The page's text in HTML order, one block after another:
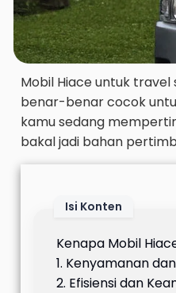
Mobil Hiace untuk
benar-benar cocok
kamu sedang
bakal jadi bahan
Isi Konten
Kenapa Mobil
1. Kenyamanan
2. Efisiensi dan